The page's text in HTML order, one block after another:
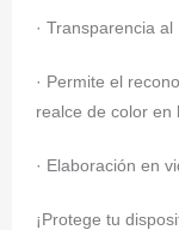
· Transparencia al
· Permite el
realce de color en
· Elaboración en
¡Protege tu